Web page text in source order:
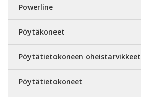
Powerline
Pöytäkoneet
Pöytätietokoneen oheistarvikkeet
Pöytätietokoneet